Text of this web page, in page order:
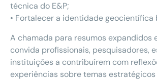
técnica do E&P;
• Fortalecer a identidade geocientífica
A chamada para resumos expandidos
convida profissionais, pesquisadores,
instituições a contribuírem com
experiências sobre temas